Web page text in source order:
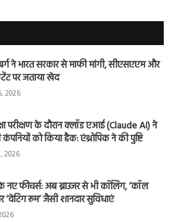
ने भारत सरकार से माफी मांगी, सीएसएएम और
पर जताया खेद
2026
परीक्षण के दौरान क्लॉड एआई (Claude AI) ने
को किया हैक: एंथ्रोपिक ने की पुष्टि
2026
नए फीचर्स: अब ब्राउजर से भी कॉलिंग, ‘कॉल
‘वेटिंग रूम’ जैसी शानदार सुविधाएं